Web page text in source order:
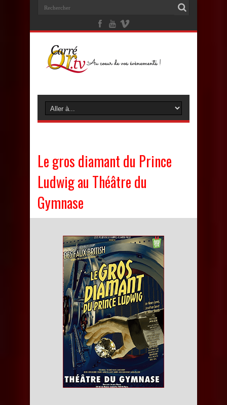
Le gros diamant du Prince
Ludwig au Théâtre du
Gymnase